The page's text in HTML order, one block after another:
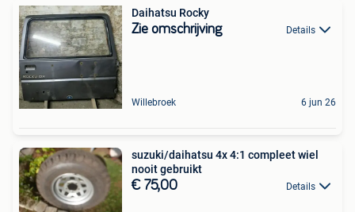
Daihatsu Rocky
Zie omschrijving Details
Willebroek 6 jun 26
suzuki/daihatsu 4x 4:1 compleet wiel
nooit gebruikt
€ 75,00 Details